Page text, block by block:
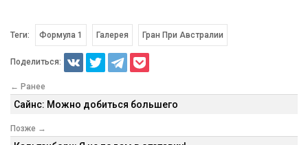
Теги: Формула 1 Галерея Гран При Австралии
Поделиться:
← Ранее
Сайнс: Можно добиться большего
Позже →